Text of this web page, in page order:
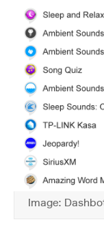
Image: